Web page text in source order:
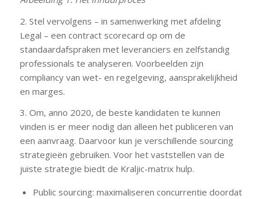
2. Stel vervolgens – in samenwerking met afdeling
Legal – een contract scorecard op om de
standaardafspraken met leveranciers en zelfstandig
professionals te analyseren. Voorbeelden zijn
compliancy van wet- en regelgeving, aansprakelijkheid
en marges.
3. Om, anno 2020, de beste kandidaten te kunnen
vinden is er meer nodig dan alleen het publiceren van
een aanvraag. Daarvoor kun je verschillende sourcing
strategieën gebruiken. Voor het vaststellen van de
juiste strategie biedt de Kraljic-matrix hulp.
Public sourcing: maximaliseren concurrentie doordat